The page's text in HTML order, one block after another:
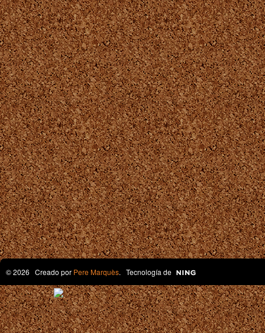
© 2026 Creado por Pere Marquès. Tecnología de